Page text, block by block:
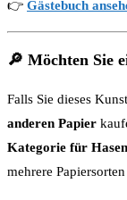
👉 Gästebuch
🔎 Möchten Sie
Falls Sie dieses
anderen Papier
Kategorie für Hasen
mehrere